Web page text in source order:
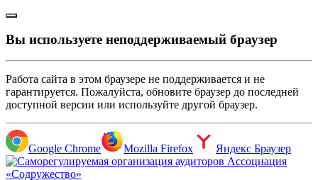
Вы используете неподдерживаемый браузер
Работа сайта в этом браузере не поддерживается и не
гарантируется. Пожалуйста, обновите браузер до последней
доступной версии или используйте другой браузер.
Google Chrome Mozilla Firefox Яндекс Браузер